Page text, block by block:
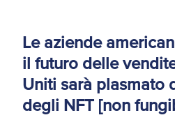
Le aziende
il futuro delle
Uniti sarà plasmato
degli NFT [non